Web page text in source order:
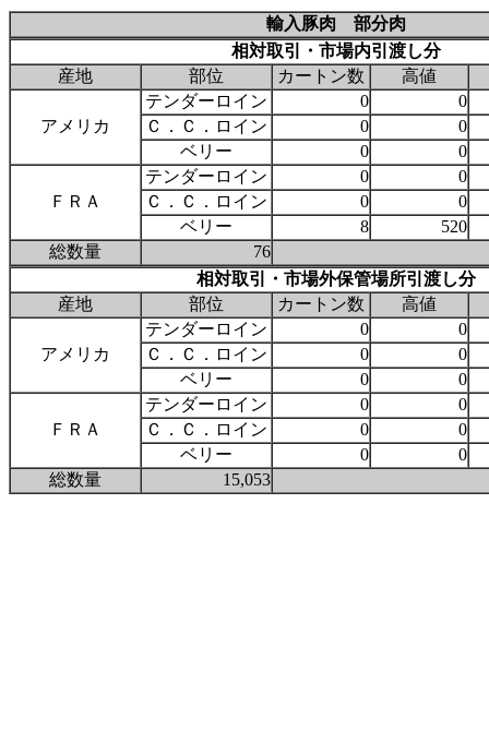
輸入豚肉 部分肉
相対取引・市場内引渡し分
産地
部位 カートン数 高値
アメリカ
テンダーロイン 0
0
Ｃ．Ｃ．ロイン
0
0
ベリー
0 0
ＦＲＡ
テンダーロイン 0
0
Ｃ．Ｃ．ロイン
0
0
ベリー
8
520
総数量
76
相対取引・市場外保管場所引渡し分
産地
部位 カートン数 高値
アメリカ
テンダーロイン 0
0
Ｃ．Ｃ．ロイン
0
0
ベリー
0 0
ＦＲＡ
テンダーロイン 0
0
Ｃ．Ｃ．ロイン
0
0
ベリー
0
0
総数量
15,053